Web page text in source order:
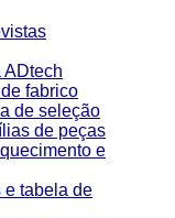
ADtech
fabrico
de seleção
de peças
e
e tabela de